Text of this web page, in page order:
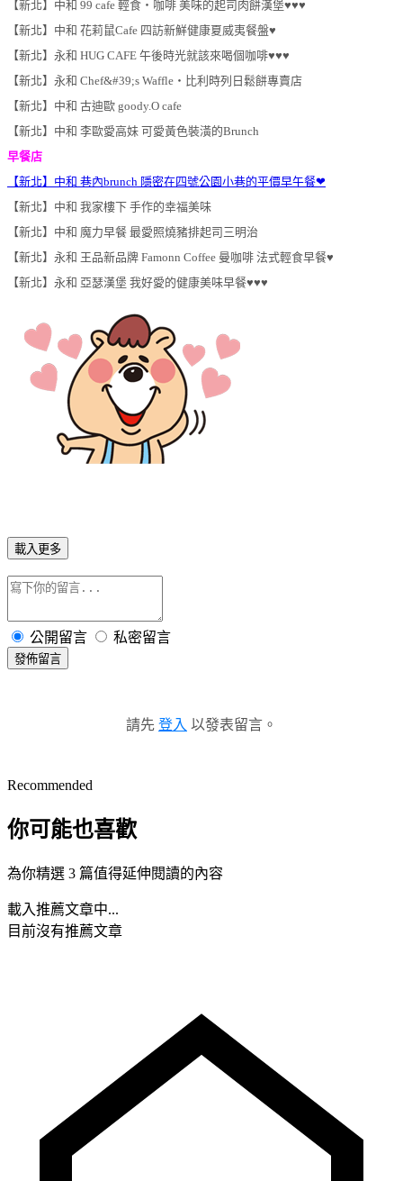
【新北】中和 99 cafe 輕食‧咖啡 美味的起司肉餅漢堡♥♥♥
【新北】中和 花莉鼠Cafe 四訪新鮮健康夏威夷餐盤♥
【新北】永和 HUG CAFE 午後時光就該來喝個咖啡♥♥♥
【新北】永和 Chef&#39;s Waffle‧比利時列日鬆餅專賣店
【新北】中和 古迪歐 goody.O cafe
【新北】中和 李歐愛高妹 可愛黃色裝潢的Brunch
早餐店
【新北】中和 巷內brunch 隱密在四號公園小巷的平價早午餐❤
【新北】中和 我家樓下 手作的幸福美味
【新北】中和 魔力早餐 最愛照燒豬排起司三明治
【新北】永和 王品新品牌 Famonn Coffee 曼咖啡 法式輕食早餐♥
【新北】永和 亞瑟漢堡 我好愛的健康美味早餐♥♥♥
載入更多
公開留言 私密留言
發佈留言
請先 登入 以發表留言。
Recommended
你可能也喜歡
為你精選 3 篇值得延伸閱讀的內容
載入推薦文章中...
目前沒有推薦文章